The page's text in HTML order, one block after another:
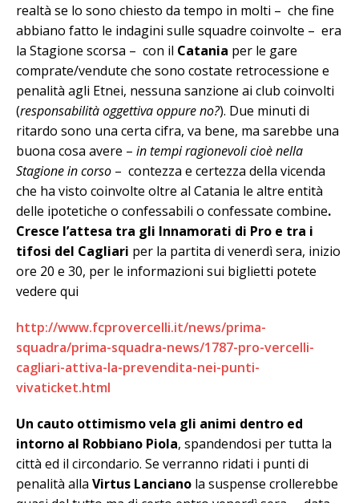
realtà se lo sono chiesto da tempo in molti – che fine
abbiano fatto le indagini sulle squadre coinvolte – era
la Stagione scorsa – con il Catania per le gare
comprate/vendute che sono costate retrocessione e
penalità agli Etnei, nessuna sanzione ai club coinvolti
(responsabilità oggettiva oppure no?). Due minuti di
ritardo sono una certa cifra, va bene, ma sarebbe una
buona cosa avere – in tempi ragionevoli cioè nella
Stagione in corso – contezza e certezza della vicenda
che ha visto coinvolte oltre al Catania le altre entità
delle ipotetiche o confessabili o confessate combine.
Cresce l’attesa tra gli Innamorati di Pro e tra i
tifosi del Cagliari per la partita di venerdì sera, inizio
ore 20 e 30, per le informazioni sui biglietti potete
vedere qui
http://www.fcprovercelli.it/news/prima-
squadra/prima-squadra-news/1787-pro-vercelli-
cagliari-attiva-la-prevendita-nei-punti-
vivaticket.html
Un cauto ottimismo vela gli animi dentro ed
intorno al Robbiano Piola, spandendosi per tutta la
città ed il circondario. Se verranno ridati i punti di
penalità alla Virtus Lanciano la suspense crollerebbe